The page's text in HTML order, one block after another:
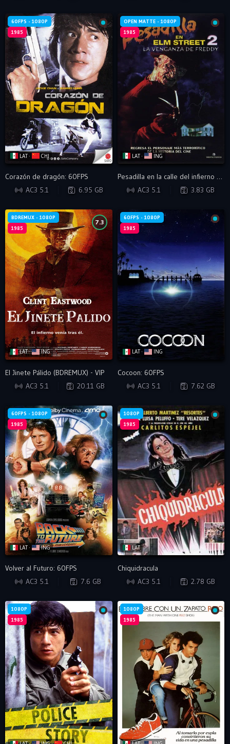
60FPS - 1080P
1985
LAT · CHI
BRRIP
Corazón de dragón: 60FPS
AC3 5.1
6.95 GB
OPEN MATTE - 1080P
1985
LAT · ING
BRRIP
Pesadilla en la calle del infierno 2 (Open Matte)
AC3 5.1
3.83 GB
BDREMUX - 1080P
1985
7.3
LAT · ING
BDRIP
El Jinete Pálido (BDREMUX) - VIP
AC3 5.1
20.11 GB
60FPS - 1080P
1985
LAT · ING
BRRIP
Cocoon: 60FPS
AC3 5.1
7.62 GB
60FPS - 1080P
1985
LAT · ING
BRRIP
Volver al Futuro: 60FPS
AC3 5.1
7.6 GB
1080P
1985
LAT
WEB-DL
Chiquidracula
AC3 5.1
2.78 GB
1080P
1985
1080P
1985